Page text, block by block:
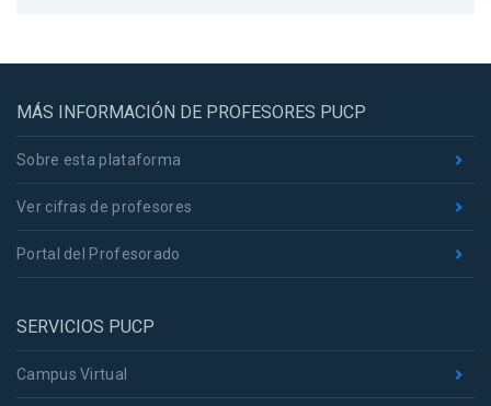
MÁS INFORMACIÓN DE PROFESORES PUCP
Sobre esta plataforma
Ver cifras de profesores
Portal del Profesorado
SERVICIOS PUCP
Campus Virtual